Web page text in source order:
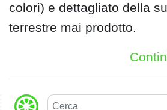
colori) e dettagliato della
terrestre mai prodotto.
C